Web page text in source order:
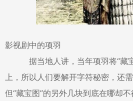
影视剧中的项羽
据当地人讲，当年项羽将“藏
上，所以人们要解开字符秘密，还
但“藏宝图”的另外几块到底在哪却不